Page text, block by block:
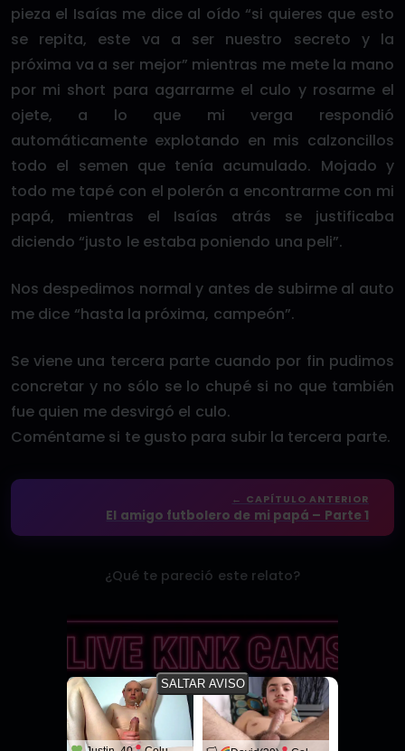
pieza el Isaías me dice al oído “si quieres que esto
se repita, este va a ser nuestro secreto y la
próxima va a ser mejor” mientras me mete la mano
por mi short para agarrarme el culo y rosarme el
ojete, a lo que mi verga respondió
automáticamente explotando en mis calzoncillos
todo el semen que tenía acumulado. Mojado y
todo me tapé con el polerón a encontrarme con mi
papá, mientras el Isaías atrás se justificaba
diciendo “justo le estaba poniendo una peli”.
Nos despedimos normal y antes de subirme al auto
me dice “hasta la próxima, campeón”.
Se viene una tercera parte cuando por fin pudimos
concretar y no sólo se lo chupé si no que también
fue quien me desvirgó el culo.
Coméntame si te gusto para subir la tercera parte.
← CAPÍTULO ANTERIOR
El amigo futbolero de mi papá – Parte 1
¿Qué te pareció este relato?
SALTAR AVISO